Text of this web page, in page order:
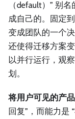
（default）” 别
成自己的。固定
变成团队的一个
还使得迁移方案
以并行运行，观
划。
将用户可见的产
回复”，而能力是